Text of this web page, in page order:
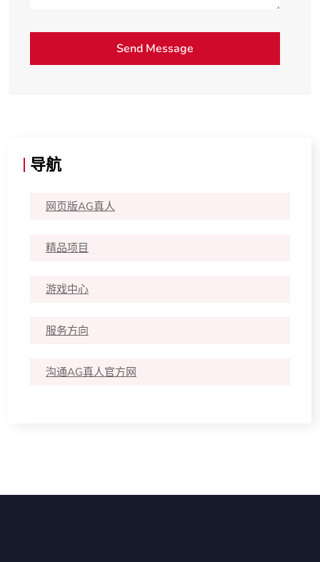
导航
网页版AG真人
精品项目
游戏中心
服务方向
沟通AG真人官方网